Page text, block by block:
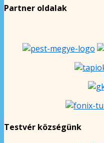
Partner oldalak
Testvér községünk